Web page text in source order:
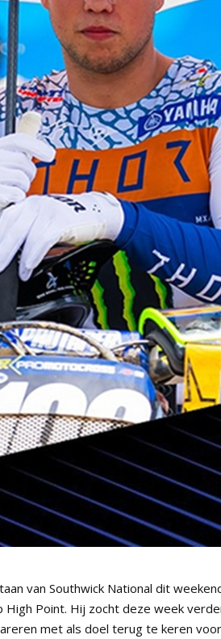
van Southwick National dit
Point. Hij zocht deze week
met als doel terug te keren